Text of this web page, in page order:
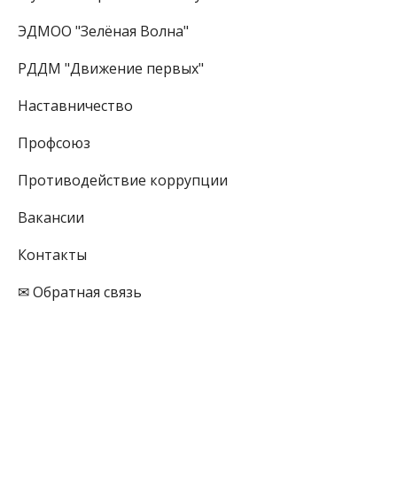
ЭДМОО "Зелёная Волна"
РДДМ "Движение первых"
Наставничество
Профсоюз
Противодействие коррупции
Вакансии
Контакты
✉ Обратная связь